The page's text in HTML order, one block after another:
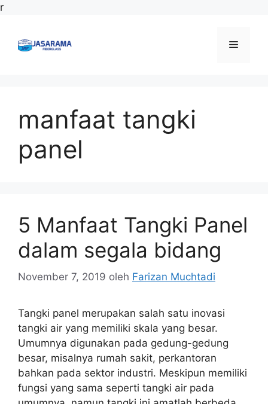
rLangsung
Menu
manfaat tangki
panel
5 Manfaat Tangki Panel
dalam segala bidang
November 7, 2019 oleh Farizan Muchtadi
Tangki panel merupakan salah satu inovasi
tangki air yang memiliki skala yang besar.
Umumnya digunakan pada gedung-gedung
besar, misalnya rumah sakit, perkantoran
bahkan pada sektor industri. Meskipun memiliki
fungsi yang sama seperti tangki air pada